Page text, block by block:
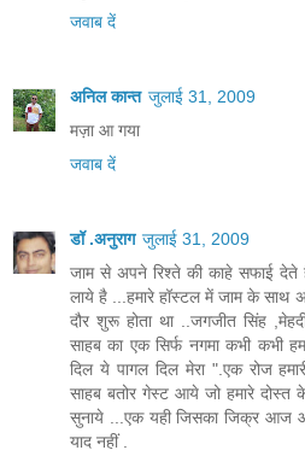
जवाब दें
अनिल कान्त जुलाई 31, 2009
मज़ा आ गया
जवाब दें
डॉ .अनुराग जुलाई 31, 2009
जाम से अपने रिश्ते की काहे सफाई
लाये है ...हमारे हॉस्टल में जाम के
दौर शुरू होता था ..जगजीत सिंह
साहब का एक सिर्फ नगमा कभी कभी
दिल ये पागल दिल मेरा ".एक रोज
साहब बतोर गेस्ट आये जो हमारे दोस्त
सुनाये ...एक यही जिसका जिक्र आज
याद नहीं .